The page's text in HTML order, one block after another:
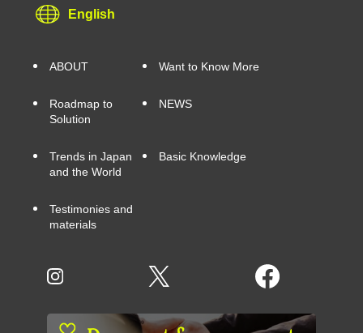
English
ABOUT Want to Know More
Roadmap to
Solution
NEWS
Trends in Japan
and the World
Basic Knowledge
Testimonies and
materials